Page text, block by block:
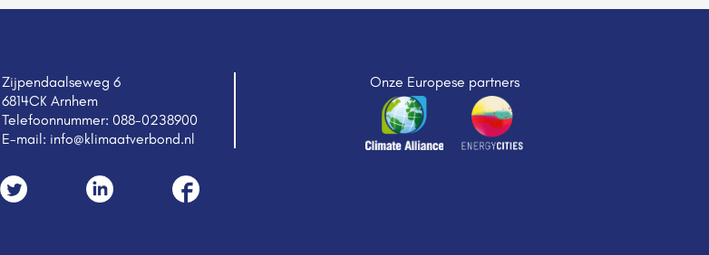
Zijpendaalseweg 6
6814CK Arnhem
Telefoonnummer: 088-0238900
E-mail: info@klimaatverbond.nl
Onze Europese partners